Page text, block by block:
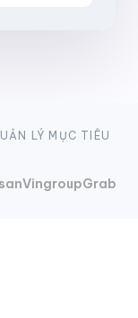
LÝ MỤC TIÊU
VingroupGrab